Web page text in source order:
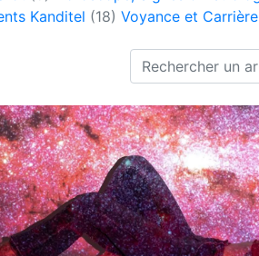
Kanditel (18) Voyance et Carrière